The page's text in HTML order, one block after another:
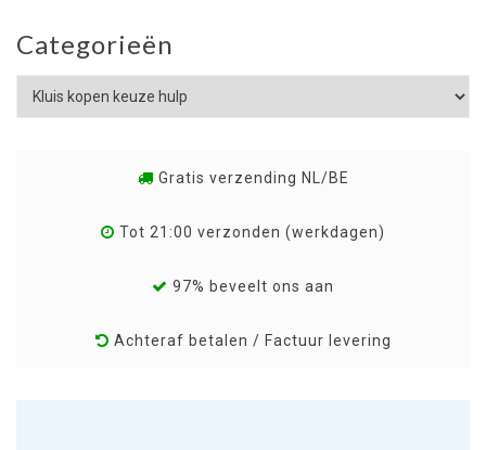
Categorieën
Gratis verzending NL/BE
Tot 21:00 verzonden (werkdagen)
97% beveelt ons aan
Achteraf betalen / Factuur levering